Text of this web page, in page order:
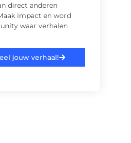
direct anderen
impact en word
waar verhalen
jouw verhaal!